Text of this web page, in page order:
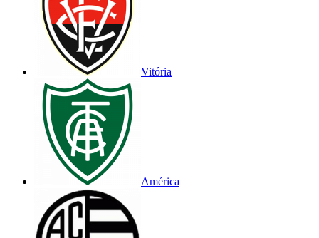
Vitória
América